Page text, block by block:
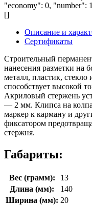
"economy": 0, "number":
[]
Описание и
Сертификаты
Строительный
нанесения разметки на
металл, пластик,
способствует высокой
Акриловый стержень
— 2 мм. Клипса на
маркер к карману и
фиксатором
стержня.
Габариты:
Вес (грамм):
13
Длина (мм):
140
Ширина (мм): 20